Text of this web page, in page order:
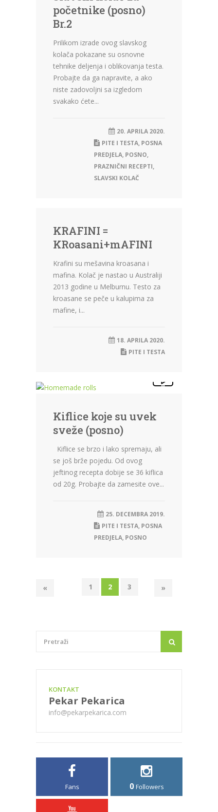
početnike (posno)
Br.2
Prilikom izrade ovog slavskog
kolača pokazane su osnovne
tehnike deljenja i oblikovanja testa.
Probajte da ga napravite, a ako
niste zadovoljni sa izgledom
svakako ćete...
20. APRILA 2020.
PITE I TESTA, POSNA
PREDJELA, POSNO,
PRAZNIČNI RECEPTI,
SLAVSKI KOLAČ
KRAFINI =
KRoasani+mAFINI
Krafini su mešavina kroasana i
mafina. Kolač je nastao u Australiji
2013 godine u Melburnu. Testo za
kroasane se peče u kalupima za
mafine, i...
18. APRILA 2020.
PITE I TESTA
Kiflice koje su uvek
sveže (posno)
Kiflice se brzo i lako spremaju, ali
se još brže pojedu. Od ovog
jeftinog recepta dobije se 36 kiflica
od 20g. Probajte da zamesite ove...
25. DECEMBRA 2019.
PITE I TESTA, POSNA
PREDJELA, POSNO
« 1 2 3 »
KONTAKT
Pekar Pekarica
info@pekarpekarica.com
Fans 0 Followers